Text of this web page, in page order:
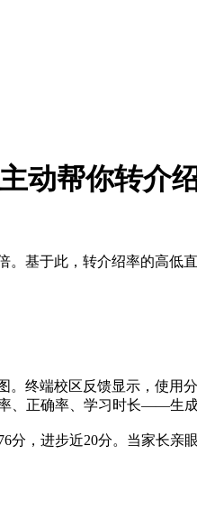
动帮你转介
基于此，转介绍率的高低
终端校区反馈显示，使用
正确率、学习时长——生成
，进步近20分。当家长亲